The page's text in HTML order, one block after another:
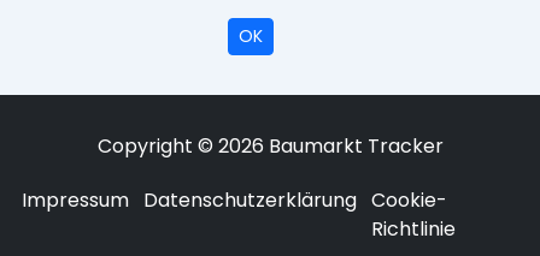
OK
Copyright © 2026 Baumarkt Tracker
Impressum Datenschutzerklärung Cookie-
Richtlinie